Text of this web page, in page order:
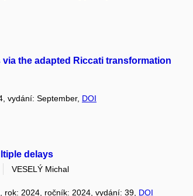
the adapted Riccati transformation
vydání: September, DOI
delays
VESELÝ Michal
, rok: 2024, ročník: 2024, vydání: 39, DOI